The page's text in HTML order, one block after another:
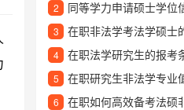
2 同等学力申请硕士学位
3 在职非法学考法学硕士
4 在职法学研究生的报考
5 在职研究生非法学专业值得
6 在职如何高效备考法硕非